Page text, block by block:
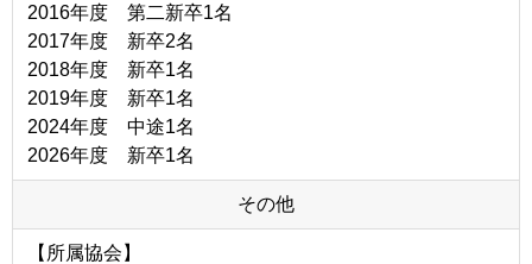
2016年度 第二新卒1名
2017年度 新卒2名
2018年度 新卒1名
2019年度 新卒1名
2024年度 中途1名
2026年度 新卒1名
その他
【所属協会】